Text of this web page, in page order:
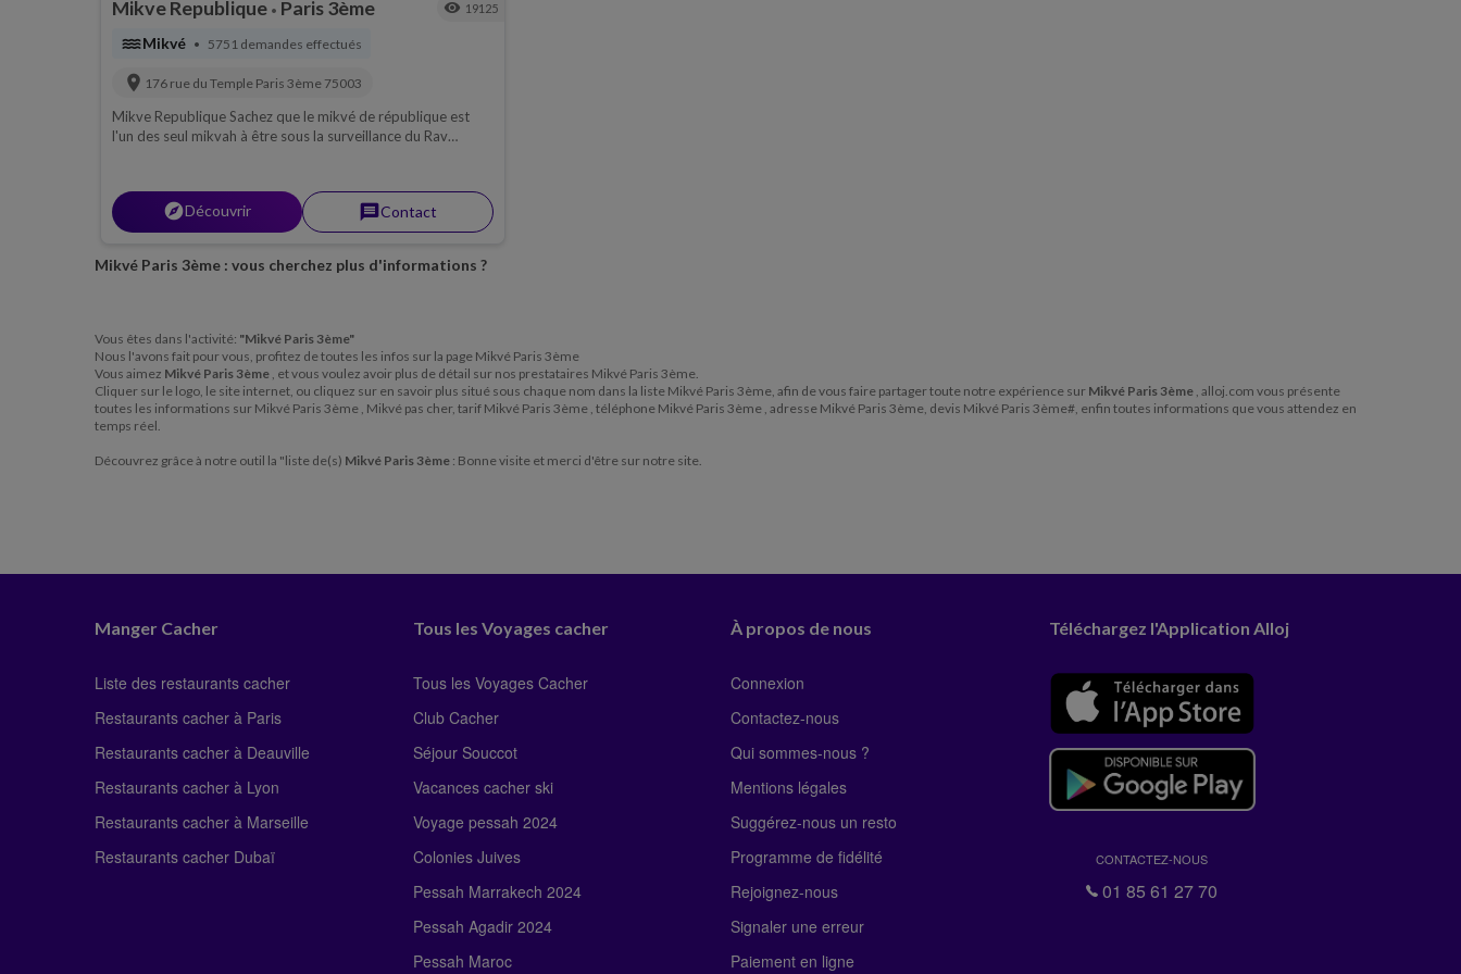
Mikve Republique • Paris 3ème visibility 19125
waterMikvé • 5751 demandes effectués
location_on 176 rue du Temple Paris 3ème 75003
Mikve Republique Sachez que le mikvé de république est
l'un des seul mikvah à être sous la surveillance du Rav
permanence étudier pour les besoin de chacuneDans le
respect de la cacherout le mikve de république vous assure
une pudeur absoluMikvé à Republique en plein coeur de
allée.La communauté juive se déplace essentiellement au
hiver<br>Mercredi: 17h 22h hiver<br>Jeudi: 17h 22h
hiver<br>Vendredi: Uniquement sur rendez vous.
<br>Samedi soir: 1h aprés chabbat - Fermeture 2 heures
maximum après l'ouverture des portes. Mikve heure d'
été.Lundi au jeudi: 20h selon l'entrée des étoiles +
1h.Motsaé chabbat nous contacterContact Mme
explorerDécouvrir messageContact
Mikvé Paris 3ème : vous cherchez plus d'informations ?
Vous êtes dans l'activité: "Mikvé Paris 3ème"
Nous l'avons fait pour vous, profitez de toutes les infos sur la page Mikvé Paris 3ème
Vous aimez Mikvé Paris 3ème , et vous voulez avoir plus de détail sur nos prestataires Mikvé Paris 3ème.
Cliquer sur le logo, le site internet, ou cliquez sur en savoir plus situé sous chaque nom dans la liste Mikvé Paris 3ème, afin de vous faire partager toute notre expérience sur Mikvé Paris 3ème , alloj.com vous présente
toutes les informations sur Mikvé Paris 3ème , Mikvé pas cher, tarif Mikvé Paris 3ème , téléphone Mikvé Paris 3ème , adresse Mikvé Paris 3ème, devis Mikvé Paris 3ème#, enfin toutes informations que vous attendez en
temps réel.
Découvrez grâce à notre outil la "liste de(s) Mikvé Paris 3ème : Bonne visite et merci d'être sur notre site.
Manger Cacher
Liste des restaurants cacher
Restaurants cacher à Paris
Restaurants cacher à Deauville
Restaurants cacher à Lyon
Restaurants cacher à Marseille
Restaurants cacher Dubaï
Tous les Voyages cacher
Tous les Voyages Cacher
Club Cacher
Séjour Souccot
Vacances cacher ski
Voyage pessah 2024
Colonies Juives
Pessah Marrakech 2024
Pessah Agadir 2024
Pessah Maroc
À propos de nous
Connexion
Contactez-nous
Qui sommes-nous ?
Mentions légales
Suggérez-nous un resto
Programme de fidélité
Rejoignez-nous
Signaler une erreur
Paiement en ligne
Téléchargez l'Application Alloj
CONTACTEZ-NOUS
01 85 61 27 70